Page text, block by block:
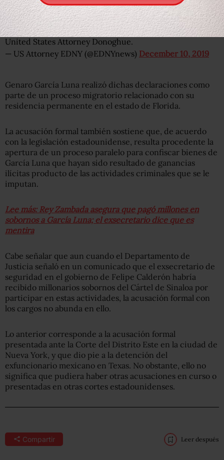
in bribes from ‘El Chapo’ Guzman’s Sinaloa Cartel while
he controlled Mexico’s Federal Police Force and was
responsible for ensuring public safety in Mexico,” stated
United States Attorney Donoghue.
— US Attorney EDNY (@EDNYnews) December 10, 2019
Genaro García Luna realizó dichas declaraciones como
parte de un proceso migratorio relacionado con su
residencia permanente en el estado de Florida.
La acusación formal también sostiene que, de acuerdo
con la legislación estadounidense, resulta procedente la
apertura de un proceso paralelo para confiscar bienes de
García Luna que hayan sido resultado de ganancias
ilícitas producto de las actividades criminales que se le
imputan.
Lee más: Rey Zambada asegura que pagó millones en
sobornos a García Luna; el exsecretario dice que es
mentira
Cabe señalar que aun cuando el Departamento de
Justicia señaló en un comunicado que el exsecretario de
seguridad en el gobierno de Felipe Calderón habría
recibido millonarios sobornos del Cártel de Sinaloa por
participar en estas actividades, la acusación formal con
los cargos no abunda en ello.
Lo anterior corresponde a la acusación formal
presentada ante la Corte del Distrito Este en la ciudad de
Nueva York, y que dio pie a la detención del
exfuncionario mexicano en Texas. No obstante, ello no
significa que pudiera haber otras acusaciones en curso o
presentadas en otras cortes estadounidenses.
Compartir Leer después